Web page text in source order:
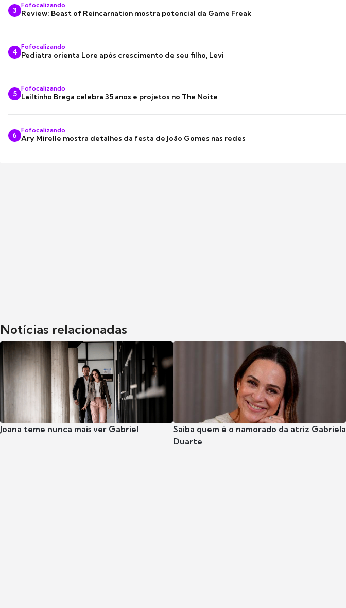
3
Fofocalizando
Review: Beast of Reincarnation mostra potencial da Game Freak
4
Fofocalizando
Pediatra orienta Lore após crescimento de seu filho, Levi
5
Fofocalizando
Lailtinho Brega celebra 35 anos e projetos no The Noite
6
Fofocalizando
Ary Mirelle mostra detalhes da festa de João Gomes nas redes
Notícias relacionadas
Joana teme nunca mais ver Gabriel
Saiba quem é o namorado da atriz Gabriela
Duarte